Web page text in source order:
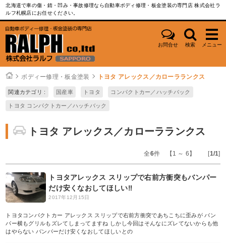
北海道で車の傷・錆・凹み・事故修理なら自動車ボディ修理・板金塗装の専門店 株式会社ラ
ルフ札幌店にお任せください。
お問合せ 検索 メニュー
ボディー修理・板金塗装 トヨタ アレックス／カローラランクス
関連カテゴリ : 国産車 トヨタ コンパクトカー／ハッチバック
トヨタ コンパクトカー／ハッチバック
トヨタ アレックス／カローラランクス
全6件 【1 ～ 6】 [1/1]
トヨタアレックス スリップで右前方衝突もバンパー
だけ安くなおしてほしい‼︎
2017年12月15日
トヨタコンパクトカー アレックス スリップで右前方衝突であちこちに歪みが バン
パー横もグリルもズレてしまってますね しかし今回はそんなにズレてないからも他
はやらない バンパーだけ安くなおしてほしいとの